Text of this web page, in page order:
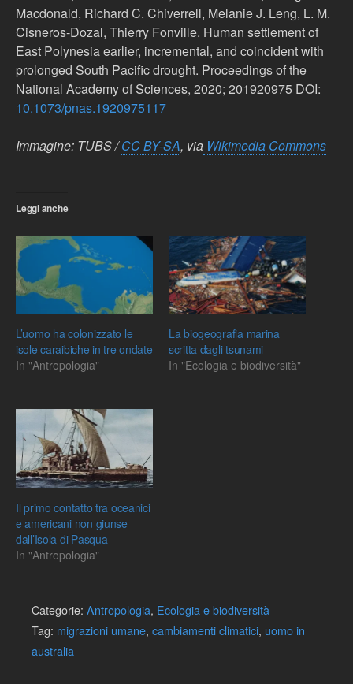
Macdonald, Richard C. Chiverrell, Melanie J. Leng, L. M.
Cisneros-Dozal, Thierry Fonville. Human settlement of
East Polynesia earlier, incremental, and coincident with
prolonged South Pacific drought. Proceedings of the
National Academy of Sciences, 2020; 201920975 DOI:
10.1073/pnas.1920975117
Immagine: TUBS /CC BY-SA, via Wikimedia Commons
Leggi anche
L’uomo ha colonizzato le
isole caraibiche in tre ondate
In "Antropologia"
La biogeografia marina
scritta dagli tsunami
In "Ecologia e biodiversità"
Il primo contatto tra oceanici
e americani non giunse
dall’Isola di Pasqua
In "Antropologia"
Categorie: Antropologia, Ecologia e biodiversità
Tag: migrazioni umane, cambiamenti climatici, uomo in
australia